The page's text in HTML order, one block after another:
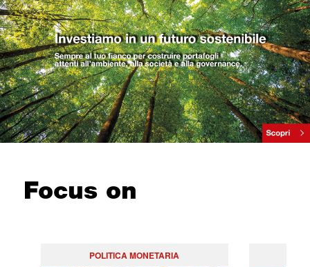
Focus on
POLITICA MONETARIA